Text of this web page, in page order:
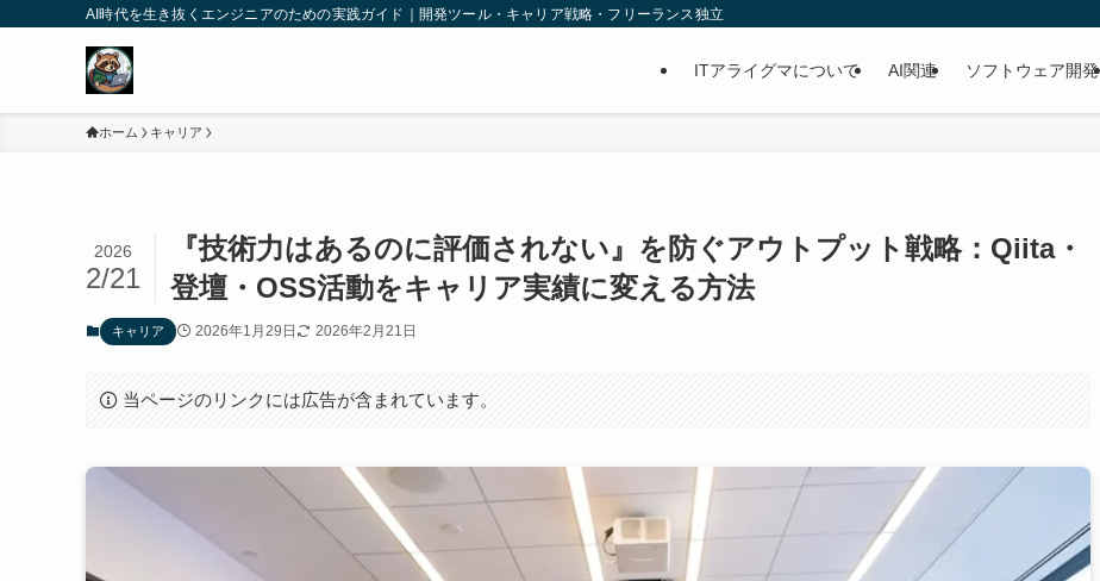
AI時代を生き抜くエンジニアのための実践ガイド｜開発ツール・キャリア戦略・フリーランス独立
ITアライグマについて AI関連 ソフトウェア開発
ホーム キャリア
『技術力はあるのに評価されない』を防ぐアウトプット戦略：Qiita・
登壇・OSS活動をキャリア実績に変える方法
2026
2/21
キャリア 2026年1月29日 2026年2月21日
当ページのリンクには広告が含まれています。